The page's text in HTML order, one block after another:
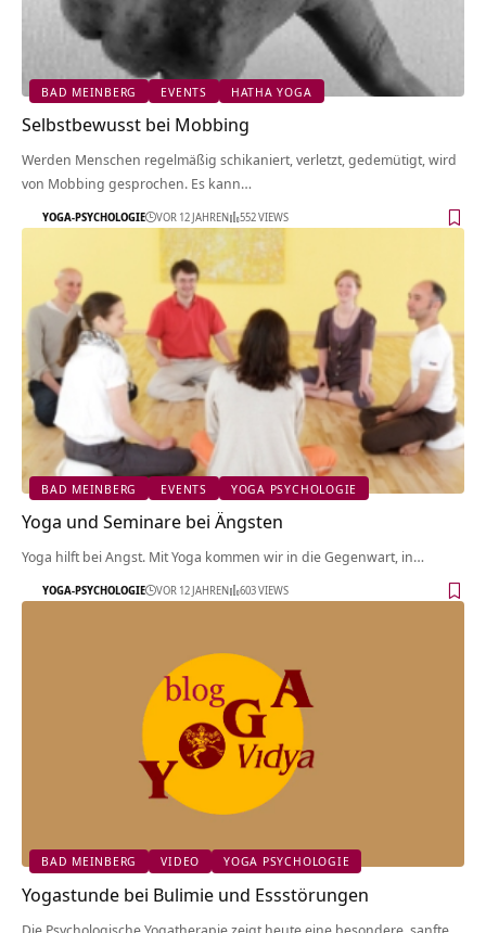
BAD MEINBERG EVENTS HATHA YOGA
Selbstbewusst bei Mobbing
Werden Menschen regelmäßig schikaniert, verletzt, gedemütigt, wird
von Mobbing gesprochen. Es kann…
YOGA-PSYCHOLOGIE VOR 12 JAHREN 552 VIEWS
BAD MEINBERG EVENTS YOGA PSYCHOLOGIE
Yoga und Seminare bei Ängsten
Yoga hilft bei Angst. Mit Yoga kommen wir in die Gegenwart, in…
YOGA-PSYCHOLOGIE VOR 12 JAHREN 603 VIEWS
BAD MEINBERG VIDEO YOGA PSYCHOLOGIE
Yogastunde bei Bulimie und Essstörungen